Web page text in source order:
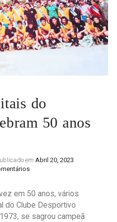
do
50 anos
em Abril 20, 2023
em 50 anos, vários
do Clube Desportivo
se sagrou campeã